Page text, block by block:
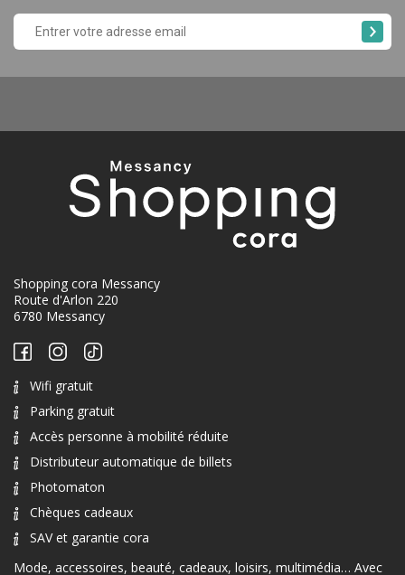
Shopping cora Messancy
Route d'Arlon 220
6780 Messancy
Wifi gratuit
Parking gratuit
Accès personne à mobilité réduite
Distributeur automatique de billets
Photomaton
Chèques cadeaux
SAV et garantie cora
Mode, accessoires, beauté, cadeaux, loisirs, multimédia… Avec